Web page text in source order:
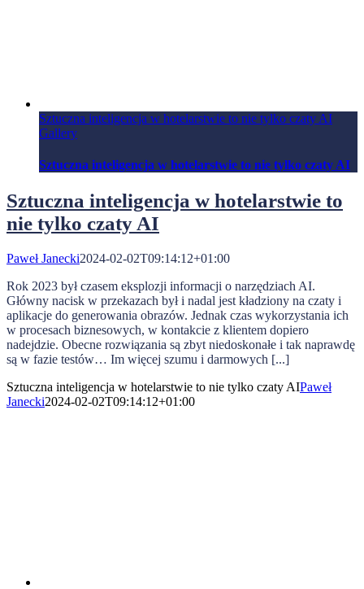
Sztuczna inteligencja w hotelarstwie to nie tylko czaty AI
Gallery
Sztuczna inteligencja w hotelarstwie to nie tylko czaty AI
Sztuczna inteligencja w hotelarstwie to
nie tylko czaty AI
Paweł Janecki2024-02-02T09:14:12+01:00
Rok 2023 był czasem eksplozji informacji o narzędziach AI.
Główny nacisk w przekazach był i nadal jest kładziony na czaty i
aplikacje do generowania obrazów. Jednak czas wykorzystania ich
w procesach biznesowych, w kontakcie z klientem dopiero
nadejdzie. Obecne rozwiązania są zbyt niedoskonałe i tak naprawdę
są w fazie testów… Im więcej szumu i darmowych [...]
Sztuczna inteligencja w hotelarstwie to nie tylko czaty AIPaweł
Janecki2024-02-02T09:14:12+01:00